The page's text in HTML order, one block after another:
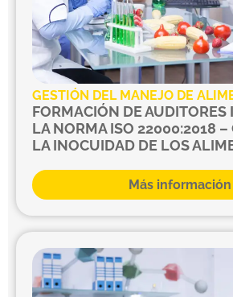
GESTIÓN DEL MANEJO DE
FORMACIÓN DE AUDITORES
LA NORMA ISO 22000:2018 –
LA INOCUIDAD DE LOS
Más información